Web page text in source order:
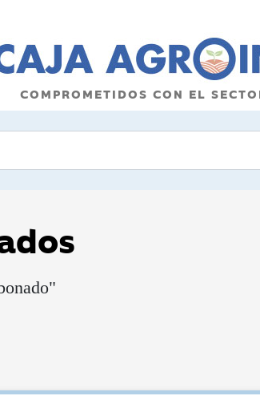
COMPROMETIDOS CON EL